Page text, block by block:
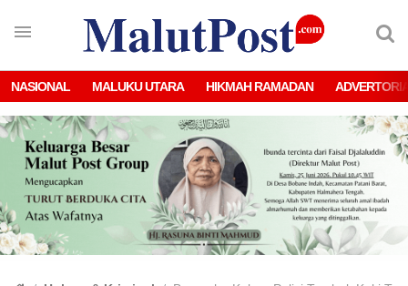
NASIONAL MALUKU UTARA HIKMAH RAMADAN